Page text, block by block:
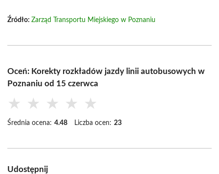
Źródło: Zarząd Transportu Miejskiego w Poznaniu
Oceń: Korekty rozkładów jazdy linii autobusowych w
Poznaniu od 15 czerwca
★ ★ ★ ★ ★
Średnia ocena: 4.48 Liczba ocen: 23
Udostępnij